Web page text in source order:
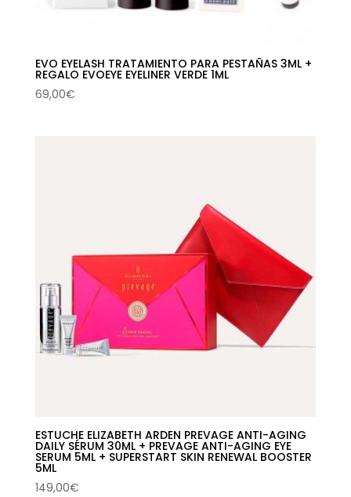
EVO EYELASH TRATAMIENTO PARA PESTAÑAS 3ML +
REGALO EVOEYE EYELINER VERDE 1ML
69,00€
ESTUCHE ELIZABETH ARDEN PREVAGE ANTI-AGING
DAILY SÉRUM 30ML + PREVAGE ANTI-AGING EYE
SERUM 5ML + SUPERSTART SKIN RENEWAL BOOSTER
5ML
149,00€